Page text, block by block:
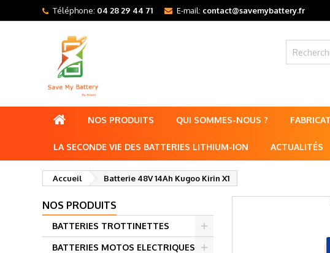
Téléphone: 04 28 29 44 71 E-mail: contact@savemybattery.fr
NOS PRODUITS QUI SOMMES-NOUS ?
LA SECONDE VIE DES BATTERIES LITHIUM-ION ACTUALITÉS
Accueil Batterie 48V 14Ah Kugoo Kirin X1
NOS PRODUITS
BATTERIES TROTTINETTES
BATTERIES MOTOS ELECTRIQUES